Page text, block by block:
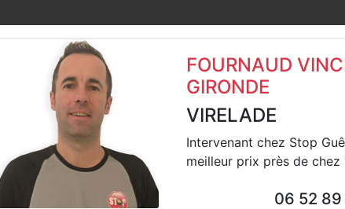
FOURNAUD
GIRONDE
VIRELADE
Intervenant chez Stop
meilleur prix près de chez
06 52 89